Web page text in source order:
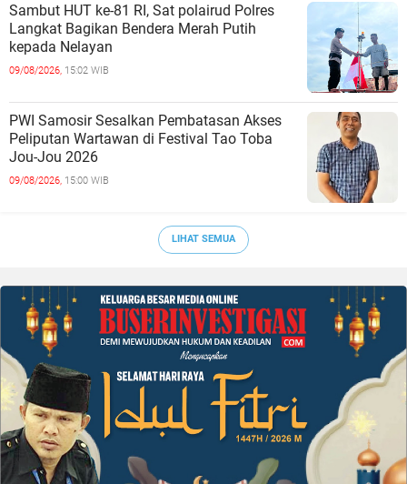
Sambut HUT ke-81 RI, Sat polairud Polres
Langkat Bagikan Bendera Merah Putih
kepada Nelayan
09/08/2026, 15:02 WIB
PWI Samosir Sesalkan Pembatasan Akses
Peliputan Wartawan di Festival Tao Toba
Jou-Jou 2026
09/08/2026, 15:00 WIB
LIHAT SEMUA